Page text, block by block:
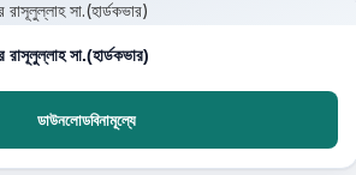
রাসূলুল্লাহ সা.(হার্ডকভার)
ডাউনলোডবিনামূল্যে